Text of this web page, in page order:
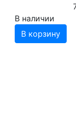
В наличии
В корзину